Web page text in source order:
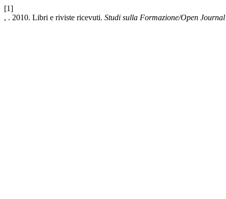
[1]
, . 2010. Libri e riviste ricevuti. Studi sulla Formazione/Open